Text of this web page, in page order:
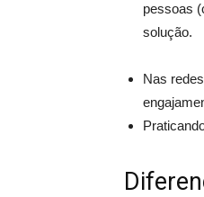
pessoas
solução.
Nas